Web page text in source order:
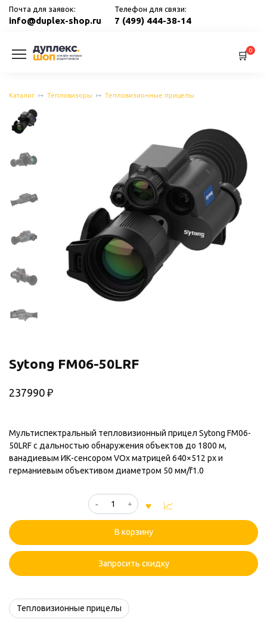
Перейти
Почта для заявок:
info@duplex-shop.ru
Телефон для связи:
7 (499) 444-38-14
0
Каталог Тепловизоры Тепловизионные прицелы
Sytong FM06-50LRF
237990 ₽
Мультиспектральный тепловизионный прицел Sytong FM06-
50LRF с дальностью обнаружения объектов до 1800 м,
ванадиевым ИК-сенсором VOx матрицей 640×512 px и
германиевым объективом диаметром 50 мм/f1.0
Количество
товара
50LRF
В корзину
Запросить скидку
Тепловизионные прицелы